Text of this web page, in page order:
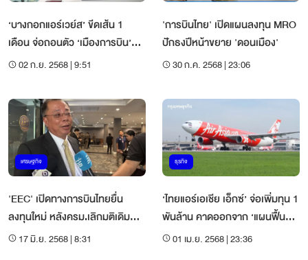
‘บางกอกแอร์เวย์ส’ ขีดเส้น 1
เดือน จ่อถอนตัว ‘เมืองการบิน’
หากไร้ข้อสรุป เรียกเงิน 4 พันล้าน
02 ก.ย. 2568 | 9:51
'การบินไทย' เปิดแผนลงทุน MRO
ปักธงปีหน้าขยาย 'ดอนเมือง'
30 ก.ค. 2568 | 23:06
เศรษฐกิจ
'EEC' เปิดทางการบินไทยยื่น
ลงทุนใหม่ หลังครม.เลิกมติเดิม
'MRO'
17 มิ.ย. 2568 | 8:31
ธุรกิจ
‘ไทยแอร์เอเชีย เอ็กซ์’ จ่อเพิ่มทุน 1
พันล้าน คาดออกจาก ‘แผนฟื้นฟู
กิจการ’ ในปี 68
01 เม.ย. 2568 | 23:36